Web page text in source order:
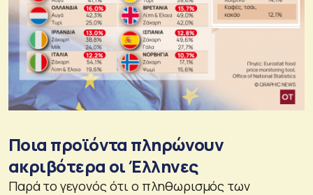
Ποια προϊόντα πληρώνουν
ακριβότερα οι Έλληνες
Παρά το γεγονός ότι ο πληθωρισμός των